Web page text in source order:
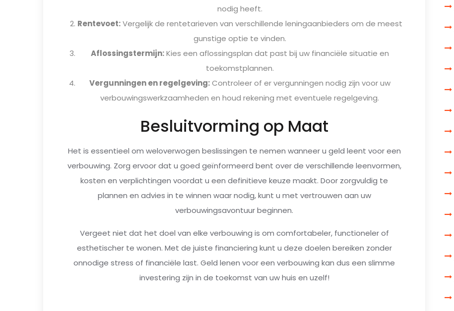
nodig heeft.
Rentevoet:Vergelijk de rentetarieven van verschillende leningaanbieders om de meest
gunstige optie te vinden.
Aflossingstermijn:Kies een aflossingsplan dat past bij uw financiële situatie en
toekomstplannen.
Vergunningen en regelgeving:Controleer of er vergunningen nodig zijn voor uw
verbouwingswerkzaamheden en houd rekening met eventuele regelgeving.
Besluitvorming op Maat
Het is essentieel om weloverwogen beslissingen te nemen wanneer u geld leent voor een
verbouwing. Zorg ervoor dat u goed geïnformeerd bent over de verschillende leenvormen,
kosten en verplichtingen voordat u een definitieve keuze maakt. Door zorgvuldig te
plannen en advies in te winnen waar nodig, kunt u met vertrouwen aan uw
verbouwingsavontuur beginnen.
Vergeet niet dat het doel van elke verbouwing is om comfortabeler, functioneler of
esthetischer te wonen. Met de juiste financiering kunt u deze doelen bereiken zonder
onnodige stress of financiële last. Geld lenen voor een verbouwing kan dus een slimme
investering zijn in de toekomst van uw huis en uzelf!